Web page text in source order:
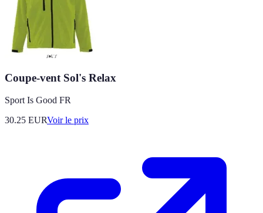
Coupe-vent Sol's Relax
Sport Is Good FR
30.25 EURVoir le prix